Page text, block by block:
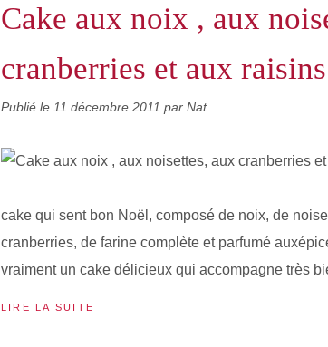
Cake aux noix , aux
cranberries et aux
Publié le 11 décembre 2011 par Nat
cake qui sent bon Noël, composé de noix, de
cranberries, de farine complète et parfumé
vraiment un cake délicieux qui accompagne très
LIRE LA SUITE